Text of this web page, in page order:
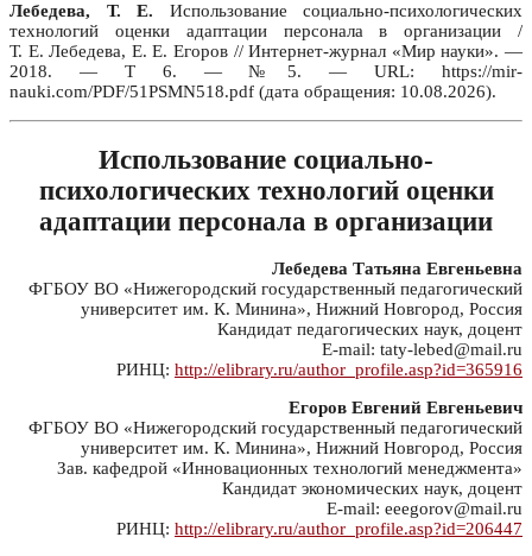
Лебедева, Т. Е. Использование социально-психологических
технологий оценки адаптации персонала в организации /
Т. Е. Лебедева, Е. Е. Егоров // Интернет-журнал «Мир науки». —
2018. — Т 6. — №5. — URL: https://mir-
nauki.com/PDF/51PSMN518.pdf (дата обращения: 10.08.2026).
Использование социально-
психологических технологий оценки
адаптации персонала в организации
Лебедева Татьяна Евгеньевна
ФГБОУ ВО «Нижегородский государственный педагогический
университет им. К. Минина», Нижний Новгород, Россия
Кандидат педагогических наук, доцент
E-mail: taty-lebed@mail.ru
РИНЦ: http://elibrary.ru/author_profile.asp?id=365916
Егоров Евгений Евгеньевич
ФГБОУ ВО «Нижегородский государственный педагогический
университет им. К. Минина», Нижний Новгород, Россия
Зав. кафедрой «Инновационных технологий менеджмента»
Кандидат экономических наук, доцент
E-mail: eeegorov@mail.ru
РИНЦ: http://elibrary.ru/author_profile.asp?id=206447